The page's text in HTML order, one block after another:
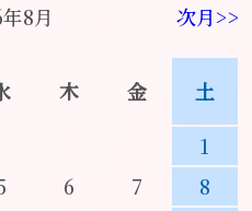
8月 次月>>
木 金
土
1
6 7
8